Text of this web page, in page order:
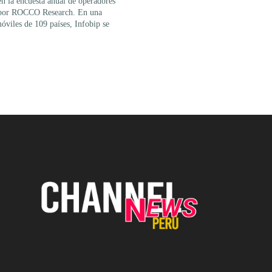
ROCCO Research. En una
de 109 países, Infobip se